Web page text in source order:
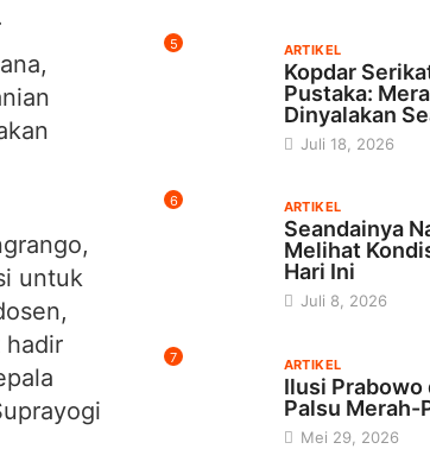
untuk
hadir
5 ARTIKEL
Kopdar
Pustaka:
Dinyalakan
Juli 18, 2026
6 ARTIKEL
Seandainya
Melihat
Hari Ini
Juli 8, 2026
7 ARTIKEL
Ilusi Prabowo
Palsu Merah-
Mei 29, 2026